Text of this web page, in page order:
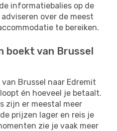
informatiebalies op de
over de meest
te bereiken.
boekt van Brussel
Brussel naar Edremit
én hoeveel je betaalt.
zijn er meestal meer
prijzen lager en reis je
zie je vaak meer